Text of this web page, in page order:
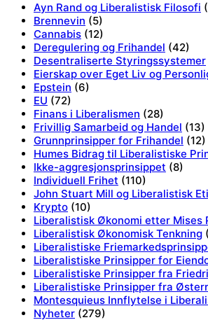
Ayn Rand og Liberalistisk Filosofi
Brennevin (5)
Cannabis (12)
Deregulering og Frihandel (42)
Desentraliserte Styringssystemer
Eierskap over Eget Liv og
Epstein (6)
EU (72)
Finans i Liberalismen (28)
Frivillig Samarbeid og Handel (13)
Grunnprinsipper for Frihandel (12)
Humes Bidrag til Liberalistiske
Ikke-aggresjonsprinsippet (8)
Individuell Frihet (110)
John Stuart Mill og Liberalistisk
Krypto (10)
Liberalistisk Økonomi etter Mises
Liberalistisk Økonomisk Tenkning
Liberalistiske
Liberalistiske Prinsipper for
Liberalistiske Prinsipper fra
Liberalistiske Prinsipper fra
Montesquieus Innflytelse i
Nyheter (279)